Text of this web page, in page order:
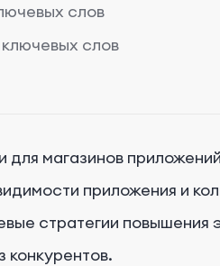
слов
слов
магазинов
приложения и
стратегии повышения
конкурентов.